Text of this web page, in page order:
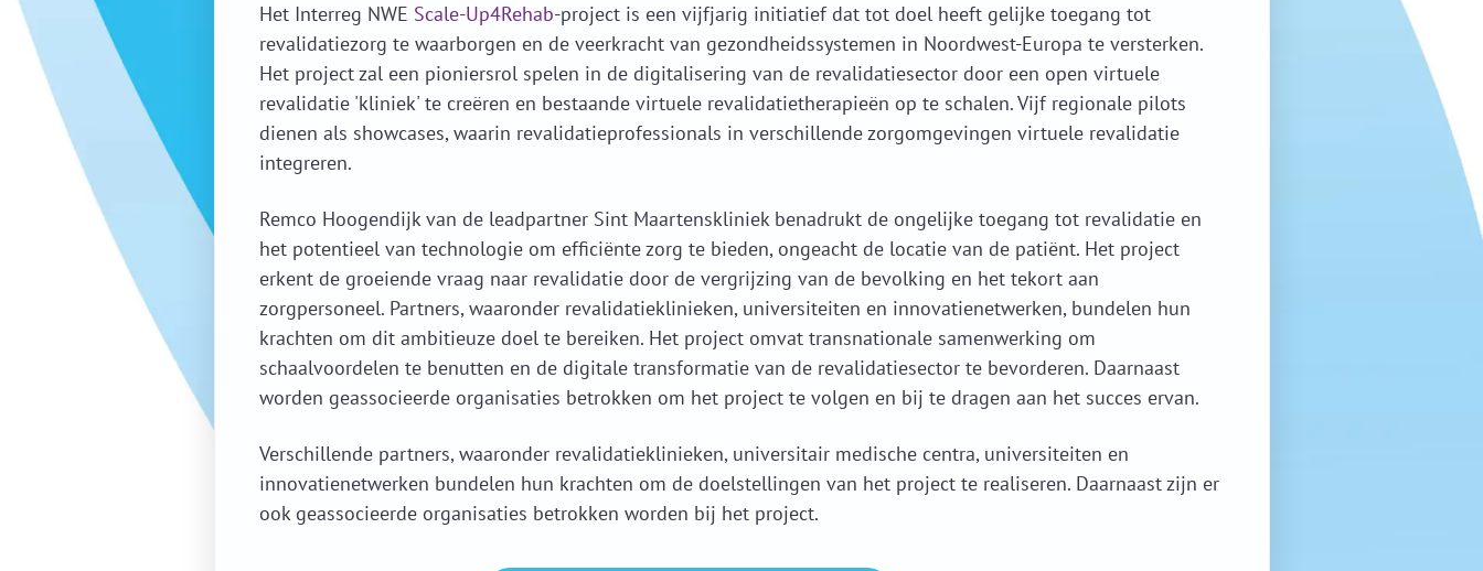
Het Interreg NWE Scale-Up4Rehab-project is een vijfjarig initiatief dat tot doel heeft gelijke toegang tot
revalidatiezorg te waarborgen en de veerkracht van gezondheidssystemen in Noordwest-Europa te versterken.
Het project zal een pioniersrol spelen in de digitalisering van de revalidatiesector door een open virtuele
revalidatie 'kliniek' te creëren en bestaande virtuele revalidatietherapieën op te schalen. Vijf regionale pilots
dienen als showcases, waarin revalidatieprofessionals in verschillende zorgomgevingen virtuele revalidatie
integreren.
Remco Hoogendijk van de leadpartner Sint Maartenskliniek benadrukt de ongelijke toegang tot revalidatie en
het potentieel van technologie om efficiënte zorg te bieden, ongeacht de locatie van de patiënt. Het project
erkent de groeiende vraag naar revalidatie door de vergrijzing van de bevolking en het tekort aan
zorgpersoneel. Partners, waaronder revalidatieklinieken, universiteiten en innovatienetwerken, bundelen hun
krachten om dit ambitieuze doel te bereiken. Het project omvat transnationale samenwerking om
schaalvoordelen te benutten en de digitale transformatie van de revalidatiesector te bevorderen. Daarnaast
worden geassocieerde organisaties betrokken om het project te volgen en bij te dragen aan het succes ervan.
Verschillende partners, waaronder revalidatieklinieken, universitair medische centra, universiteiten en
innovatienetwerken bundelen hun krachten om de doelstellingen van het project te realiseren. Daarnaast zijn er
ook geassocieerde organisaties betrokken worden bij het project.